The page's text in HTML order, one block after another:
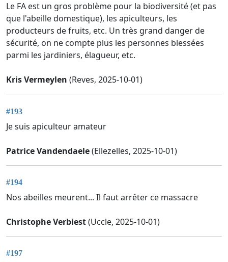
Le FA est un gros problème pour la biodiversité (et pas
que l'abeille domestique), les apiculteurs, les
producteurs de fruits, etc. Un très grand danger de
sécurité, on ne compte plus les personnes blessées
parmi les jardiniers, élagueur, etc.
Kris Vermeylen (Reves, 2025-10-01)
#193
Je suis apiculteur amateur
Patrice Vandendaele(Ellezelles, 2025-10-01)
#194
Nos abeilles meurent... Il faut arrêter ce massacre
Christophe Verbiest(Uccle, 2025-10-01)
#197